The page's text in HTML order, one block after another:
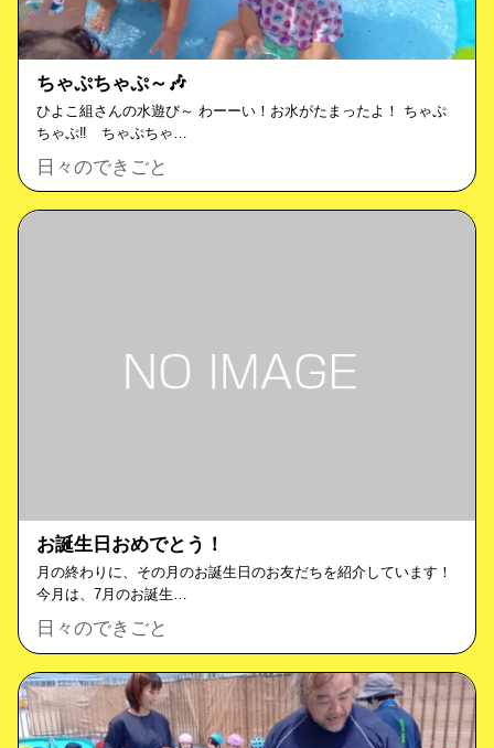
ちゃぷちゃぷ～🎶
ひよこ組さんの水遊び～ わーーい！お水がたまったよ！ ちゃぷ
ちゃぷ‼ ちゃぷちゃ…
日々のできごと
お誕生日おめでとう！
月の終わりに、その月のお誕生日のお友だちを紹介しています！
今月は、7月のお誕生…
日々のできごと